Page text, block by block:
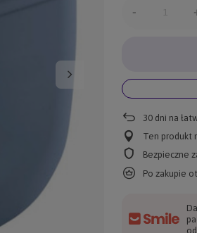
-
30 dni na
Ten produkt
Bezpieczne
Po zakupie